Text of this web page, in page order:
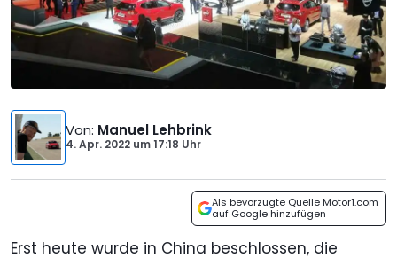
Von: Manuel Lehbrink
4. Apr. 2022 um17:18 Uhr
Als bevorzugte Quelle Motor1.com
auf Google hinzufügen
Erst heute wurde in China beschlossen, die